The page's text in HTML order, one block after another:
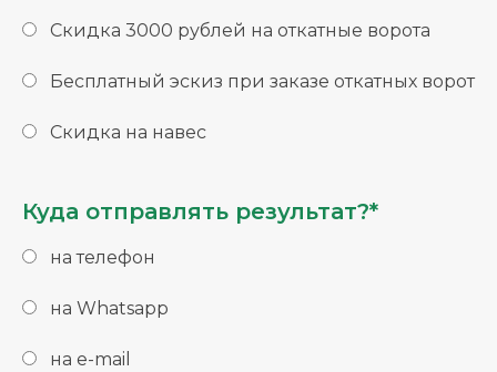
Скидка 3000 рублей на откатные ворота
Бесплатный эскиз при заказе откатных ворот
Скидка на навес
Куда отправлять результат?*
на телефон
на Whatsapp
на e-mail